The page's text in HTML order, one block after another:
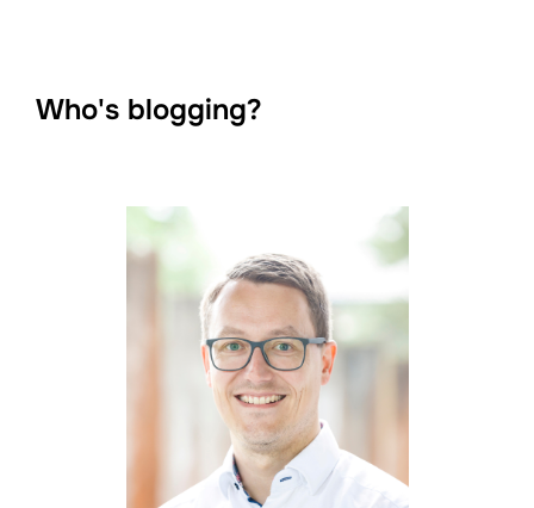
Who's blogging?